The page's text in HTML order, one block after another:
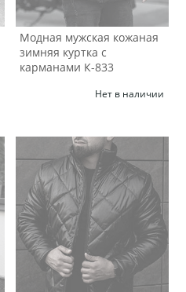
Модная мужская кожаная
зимняя куртка с
карманами К-833
Нет в наличии